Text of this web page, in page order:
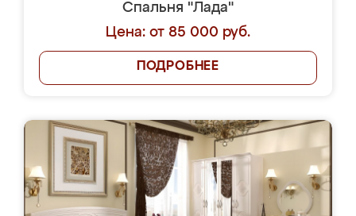
Спальня "Лада"
Цена: от 85 000 руб.
ПОДРОБНЕЕ